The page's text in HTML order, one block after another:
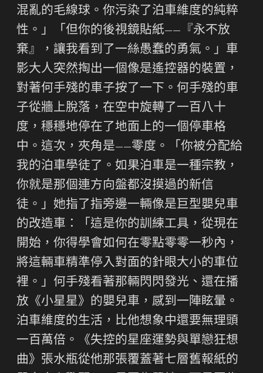
混亂的毛線球。你污染了泊車維度的純粹
性。」「但你的後視鏡貼紙——『永不放
棄』，讓我看到了一絲愚蠢的勇氣。」車
影大人突然掏出一個像是遙控器的裝置，
對著何手殘的車子按了一下。何手殘的車
子從牆上脫落，在空中旋轉了一百八十
度，穩穩地停在了地面上的一個停車格
中。這次，夾角是——零度。「你被分配給
我的泊車學徒了。如果泊車是一種宗教，
你就是那個連方向盤都沒摸過的新信
徒。」她指了指旁邊一輛像是巨型嬰兒車
的改造車：「這是你的訓練工具，從現在
開始，你得學會如何在零點零零一秒內，
將這輛車精準停入對面的針眼大小的車位
裡。」何手殘看著那輛閃閃發光、還在播
放《小星星》的嬰兒車，感到一陣眩暈。
泊車維度的生活，比他想象中還要無理頭
一百萬倍。《失控的星座運勢與單戀狂想
曲》張水瓶從他那張覆蓋著七層舊報紙的